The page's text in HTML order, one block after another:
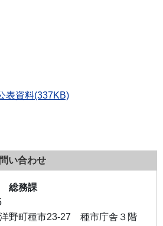
表資料(337KB)
い合わせ
総務課
野町種市23-27 種市庁舎３階